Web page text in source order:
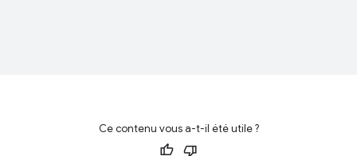
Ce contenu vous a-t-il été utile ?